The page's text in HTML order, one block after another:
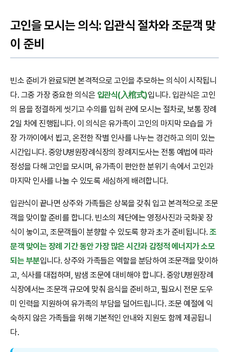
고인을 모시는 의식: 입관식 절차와 조문객 맞
이 준비
빈소 준비가 완료되면 본격적으로 고인을 추모하는 의식이 시작됩니
다. 그중 가장 중요한 의식은 입관식(入棺式)입니다. 입관식은 고인
의 몸을 정결하게 씻기고 수의를 입혀 관에 모시는 절차로, 보통 장례
2일 차에 진행됩니다. 이 의식은 유가족이 고인의 마지막 모습을 가
장 가까이에서 뵙고, 온전한 작별 인사를 나누는 경건하고 의미 있는
시간입니다. 중앙U병원장례식장의 장례지도사는 전통 예법에 따라
정성을 다해 고인을 모시며, 유가족이 편안한 분위기 속에서 고인과
마지막 인사를 나눌 수 있도록 세심하게 배려합니다.
입관식이 끝나면 상주와 가족들은 상복을 갖춰 입고 본격적으로 조문
객을 맞이할 준비를 합니다. 빈소의 제단에는 영정사진과 국화꽃 장
식이 놓이고, 조문객들이 분향할 수 있도록 향과 초가 준비됩니다.조
문객 맞이는 장례 기간 동안 가장 많은 시간과 감정적 에너지가 소모
되는 부분입니다. 상주와 가족들은 역할을 분담하여 조문객을 맞이하
고, 식사를 대접하며, 밤샘 조문에 대비해야 합니다. 중앙U병원장례
식장에서는 조문객 규모에 맞춰 음식을 준비하고, 필요시 전문 도우
미 인력을 지원하여 유가족의 부담을 덜어드립니다. 조문 예절에 익
숙하지 않은 가족들을 위해 기본적인 안내와 지원도 함께 제공됩니
다.